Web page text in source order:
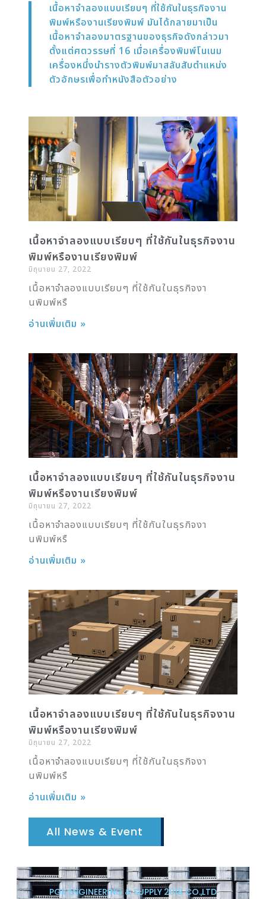
เนื้อหาจำลองแบบเรียบๆ ที่ใช้กันในธุรกิจงาน
พิมพ์หรืองานเรียงพิมพ์ มันได้กลายมาเป็น
เนื้อหาจำลองมาตรฐานของธุรกิจดังกล่าวมา
ตั้งแต่ศตวรรษที่ 16 เมื่อเครื่องพิมพ์โนเนม
เครื่องหนึ่งนำรางตัวพิมพ์มาสลับสับตำแหน่ง
ตัวอักษรเพื่อทำหนังสือตัวอย่าง
เนื้อหาจำลองแบบเรียบๆ ที่ใช้กันในธุรกิจงาน
พิมพ์หรืองานเรียงพิมพ์
มิถุนายน 27, 2022
เนื้อหาจำลองแบบเรียบๆ ที่ใช้กันในธุรกิจงา
นพิมพ์หรื
อ่านเพิ่มเติม »
เนื้อหาจำลองแบบเรียบๆ ที่ใช้กันในธุรกิจงาน
พิมพ์หรืองานเรียงพิมพ์
มิถุนายน 27, 2022
เนื้อหาจำลองแบบเรียบๆ ที่ใช้กันในธุรกิจงา
นพิมพ์หรื
อ่านเพิ่มเติม »
เนื้อหาจำลองแบบเรียบๆ ที่ใช้กันในธุรกิจงาน
พิมพ์หรืองานเรียงพิมพ์
มิถุนายน 27, 2022
เนื้อหาจำลองแบบเรียบๆ ที่ใช้กันในธุรกิจงา
นพิมพ์หรื
อ่านเพิ่มเติม »
All News & Event
PGK ENGINEERING & SUPPLY 2018 CO.,LTD